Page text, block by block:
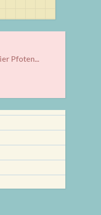
Pfoten...